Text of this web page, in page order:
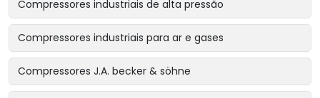
Compressores industriais de alta pressão
Compressores industriais para ar e gases
Compressores J.A. becker & söhne